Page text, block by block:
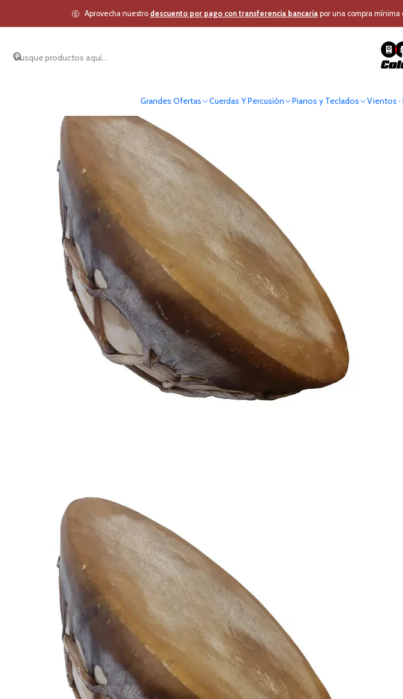
Grandes Ofertas Cuerdas Y Percusión Pianos y Teclados Vientos ·
Aprovecha nuestro descuento por pago con transferencia bancariapor una compra mínima
Inicio Vientos · Banda · Folklore Instrumento